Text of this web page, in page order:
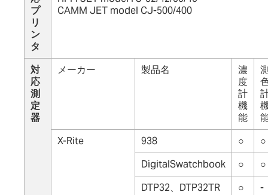
プ
リ
ン
タ
CAMM JET model CJ-500/400
対
応
測
定
器
メーカー 製品名
濃
度
計
機
能
X-Rite
938 ○
○
DigitalSwatchbook
○
○
DTP32、DTP32TR
○
-